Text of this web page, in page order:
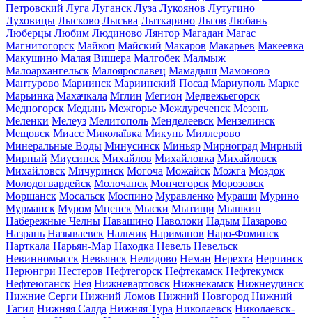
Петровский Луга Луганск Луза Лукоянов Лутугино
Луховицы Лысково Лысьва Лыткарино Льгов Любань
Люберцы Любим Людиново Лянтор Магадан Магас
Магнитогорск Майкоп Майский Макаров Макарьев Макеевка
Макушино Малая Вишера Малгобек Малмыж
Малоархангельск Малоярославец Мамадыш Мамоново
Мантурово Мариинск Мариинский Посад Мариуполь Маркс
Марьинка Махачкала Мглин Мегион Медвежьегорск
Медногорск Медынь Межгорье Междуреченск Мезень
Меленки Мелеуз Мелитополь Менделеевск Мензелинск
Мещовск Миасс Миколаївка Микунь Миллерово
Минеральные Воды Минусинск Миньяр Мирноград Мирный
Мирный Миусинск Михайлов Михайловка Михайловск
Михайловск Мичуринск Могоча Можайск Можга Моздок
Молодогвардейск Молочанск Мончегорск Морозовск
Моршанск Мосальск Моспино Муравленко Мураши Мурино
Мурманск Муром Мценск Мыски Мытищи Мышкин
Набережные Челны Навашино Наволоки Надым Назарово
Назрань Называевск Нальчик Нариманов Наро-Фоминск
Нарткала Нарьян-Мар Находка Невель Невельск
Невинномысск Невьянск Нелидово Неман Нерехта Нерчинск
Нерюнгри Нестеров Нефтегорск Нефтекамск Нефтекумск
Нефтеюганск Нея Нижневартовск Нижнекамск Нижнеудинск
Нижние Серги Нижний Ломов Нижний Новгород Нижний
Тагил Нижняя Салда Нижняя Тура Николаевск Николаевск-